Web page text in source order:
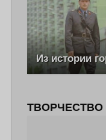
Из истории
ТВОРЧЕСТВО